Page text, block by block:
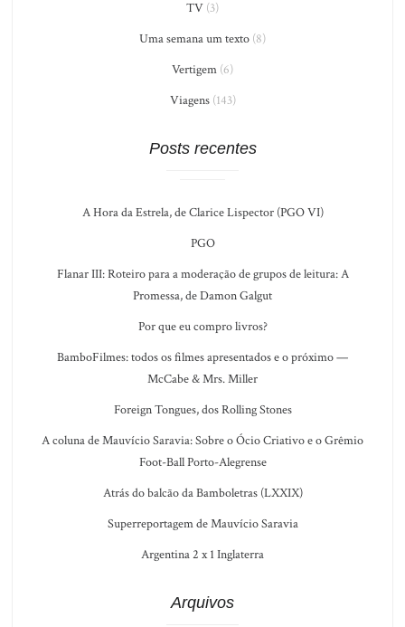
TV (3)
Uma semana um texto (8)
Vertigem (6)
Viagens(143)
Posts recentes
A Hora da Estrela, de Clarice Lispector (PGO VI)
PGO
Flanar III: Roteiro para a moderação de grupos de leitura: A
Promessa, de Damon Galgut
Por que eu compro livros?
BamboFilmes: todos os filmes apresentados e o próximo —
McCabe & Mrs. Miller
Foreign Tongues, dos Rolling Stones
A coluna de Mauvício Saravia: Sobre o Ócio Criativo e o Grêmio
Foot-Ball Porto-Alegrense
Atrás do balcão da Bamboletras (LXXIX)
Superreportagem de Mauvício Saravia
Argentina 2 x 1 Inglaterra
Arquivos